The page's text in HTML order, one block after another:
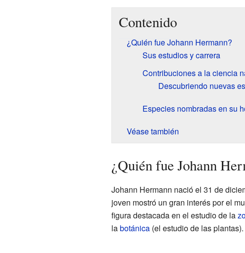
Contenido
¿Quién fue Johann Hermann?
Sus estudios y carrera
Contribuciones a la ciencia
Descubriendo nuevas
Especies nombradas en su
Véase también
¿Quién fue Johann
Johann Hermann nació el 31 de
joven mostró un gran interés por el
figura destacada en el estudio de la
labotánica(el estudio de las plantas).